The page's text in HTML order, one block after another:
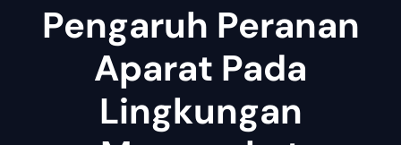
Pengaruh Peranan
Aparat Pada
Lingkungan